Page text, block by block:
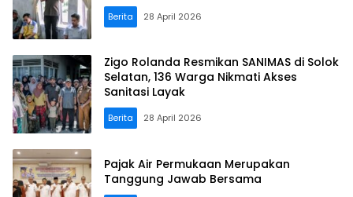
Berita 28 April 2026
Zigo Rolanda Resmikan SANIMAS di Solok
Selatan, 136 Warga Nikmati Akses
Sanitasi Layak
Berita 28 April 2026
Pajak Air Permukaan Merupakan
Tanggung Jawab Bersama